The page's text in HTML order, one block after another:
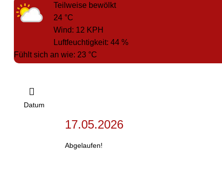
Teilweise bewölkt
24 °C
Wind: 12 KPH
Luftfeuchtigkeit: 44 %
Fühlt sich an wie: 23 °C
Datum
17.05.2026
Abgelaufen!